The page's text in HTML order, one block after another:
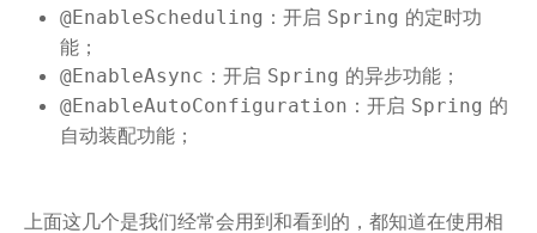
@EnableScheduling ：开启 Spring 的定时功
能；
@EnableAsync ：开启 Spring 的异步功能；
@EnableAutoConfiguration ：开启 Spring 的
自动装配功能；
上面这几个是我们经常会用到和看到的，都知道在使用相